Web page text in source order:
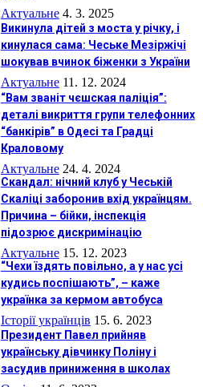
Актуальне 4. 3. 2025
Викинула дітей з моста у річку, і
кинулася сама: Чеське Мезіржічі
шокував вчинок біженки з України
Актуальне 11. 12. 2024
“Вам званіт чєшская паліція”:
деталі викриття групи телефонних
“банкірів” в Одесі та Градці
Краловому
Актуальне 24. 4. 2024
Скандал: нічний клуб у Чеській
Скаліці заборонив вхід українцям.
Причина – бійки, інспекція
підозрює дискримінацію
Актуальне 15. 12. 2023
“Чехи їздять повільно, а у нас усі
кудись поспішають”, – каже
українка за кермом автобуса
Історії українців 15. 6. 2023
Президент Павел прийняв
українську дівчинку Поліну і
засудив приниження в школах